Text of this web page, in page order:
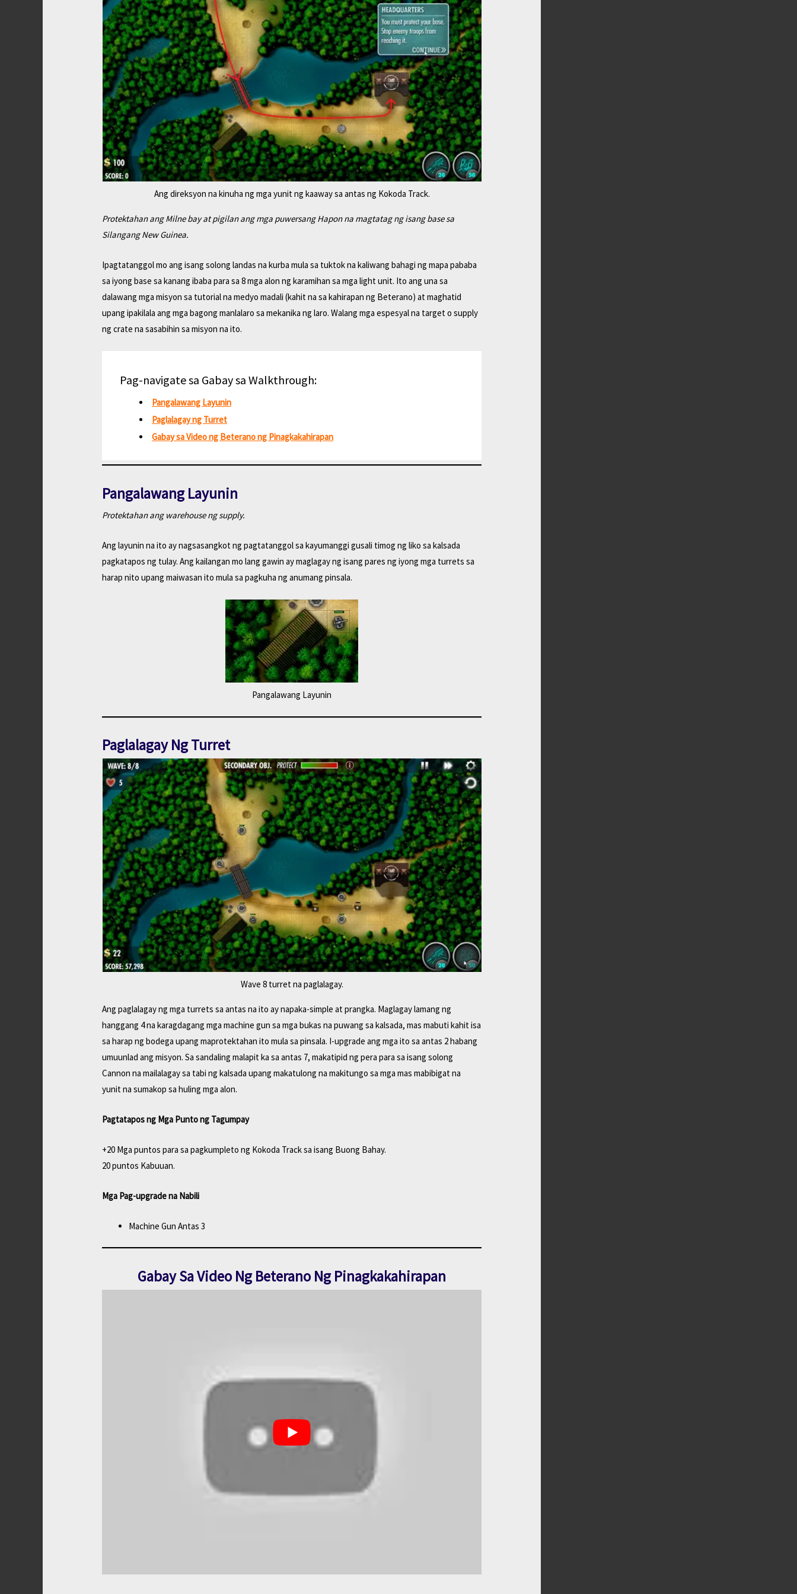
Ang direksyon na kinuha ng mga yunit ng kaaway sa antas ng Kokoda Track.
Protektahan ang Milne bay at pigilan ang mga puwersang Hapon na magtatag ng isang base sa
Silangang New Guinea.
Ipagtatanggol mo ang isang solong landas na kurba mula sa tuktok na kaliwang bahagi ng mapa pababa
sa iyong base sa kanang ibaba para sa 8 mga alon ng karamihan sa mga light unit. Ito ang una sa
dalawang mga misyon sa tutorial na medyo madali (kahit na sa kahirapan ng Beterano) at maghatid
upang ipakilala ang mga bagong manlalaro sa mekanika ng laro. Walang mga espesyal na target o supply
ng crate na sasabihin sa misyon na ito.
Pag-navigate sa Gabay sa Walkthrough:
Pangalawang Layunin
Paglalagay ng Turret
Gabay sa Video ng Beterano ng Pinagkakahirapan
Pangalawang Layunin
Protektahan ang warehouse ng supply.
Ang layunin na ito ay nagsasangkot ng pagtatanggol sa kayumanggi gusali timog ng liko sa kalsada
pagkatapos ng tulay. Ang kailangan mo lang gawin ay maglagay ng isang pares ng iyong mga turrets sa
harap nito upang maiwasan ito mula sa pagkuha ng anumang pinsala.
Pangalawang Layunin
Paglalagay Ng Turret
Wave 8 turret na paglalagay.
Ang paglalagay ng mga turrets sa antas na ito ay napaka-simple at prangka. Maglagay lamang ng
hanggang 4 na karagdagang mga machine gun sa mga bukas na puwang sa kalsada, mas mabuti kahit isa
sa harap ng bodega upang maprotektahan ito mula sa pinsala. I-upgrade ang mga ito sa antas 2 habang
umuunlad ang misyon. Sa sandaling malapit ka sa antas 7, makatipid ng pera para sa isang solong
Cannon na mailalagay sa tabi ng kalsada upang makatulong na makitungo sa mga mas mabibigat na
yunit na sumakop sa huling mga alon.
Pagtatapos ng Mga Punto ng Tagumpay
+20 Mga puntos para sa pagkumpleto ng Kokoda Track sa isang Buong Bahay.
20 puntos Kabuuan.
Mga Pag-upgrade na Nabili
Machine Gun Antas 3
Gabay Sa Video Ng Beterano Ng Pinagkakahirapan